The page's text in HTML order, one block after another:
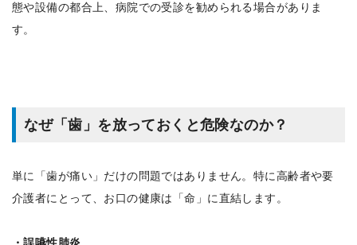
態や設備の都合上、病院での受診を勧められる場合がありま
す。
なぜ「歯」を放っておくと危険なのか？
単に「歯が痛い」だけの問題ではありません。特に高齢者や要
介護者にとって、お口の健康は「命」に直結します。